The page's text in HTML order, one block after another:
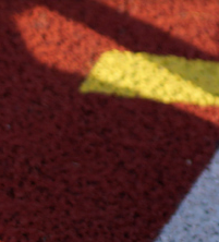
Impressum Datenschutz